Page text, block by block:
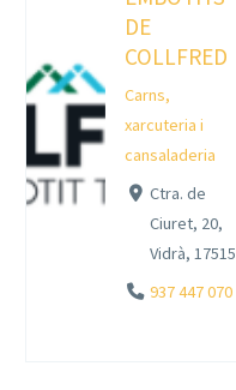
DE
COLLFRED
Carns,
xarcuteria i
cansaladeria
Ctra. de
Ciuret, 20,
Vidrà, 17515
937 447 070